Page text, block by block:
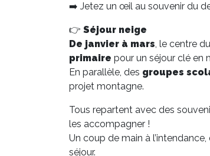
➡️ Jetez un œil au souvenir du
👉 Séjour neige
De janvier à mars, le centre
primaire pour un séjour clé en
En parallèle, des groupes
projet montagne.
Tous repartent avec des
les accompagner !
Un coup de main à
séjour.